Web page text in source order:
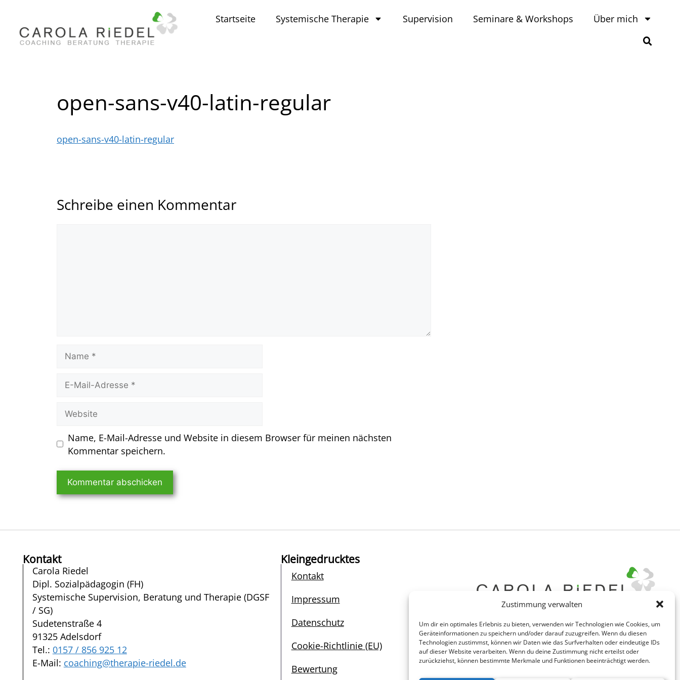
Zustimmung verwalten
Um dir ein optimales Erlebnis zu bieten, verwenden wir Technologien wie Cookies, um
Geräteinformationen zu speichern und/oder darauf zuzugreifen. Wenn du diesen
Technologien zustimmst, können wir Daten wie das Surfverhalten oder eindeutige IDs
auf dieser Website verarbeiten. Wenn du deine Zustimmung nicht erteilst oder
zurückziehst, können bestimmte Merkmale und Funktionen beeinträchtigt werden.
Startseite Systemische Therapie Supervision Seminare & Workshops Über mich
open-sans-v40-latin-regular
open-sans-v40-latin-regular
Schreibe einen Kommentar
Name, E-Mail-Adresse und Website in diesem Browser für meinen nächsten
Kommentar speichern.
Kontakt
Carola Riedel
Dipl. Sozialpädagogin (FH)
Systemische Supervision, Beratung und Therapie (DGSF
/ SG)
Sudetenstraße 4
91325 Adelsdorf
Tel.: 0157 / 856 925 12
E-Mail: coaching@therapie-riedel.de
Kleingedrucktes
Kontakt
Impressum
Datenschutz
Cookie-Richtlinie (EU)
Bewertung